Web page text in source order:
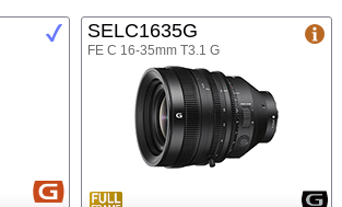
SELC1635G
FE C 16-35mm T3.1 G